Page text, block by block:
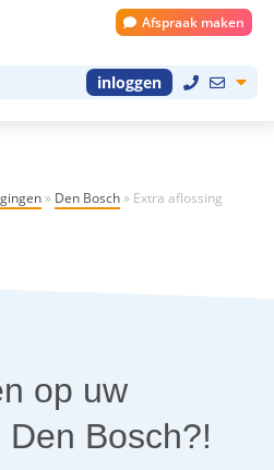
Afspraak maken
inloggen
» Den Bosch » Extra aflossing
op uw
Bosch?!